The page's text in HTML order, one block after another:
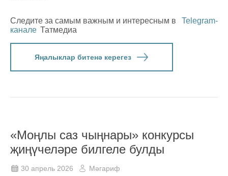
Следите за самым важным и интересным в
Telegram-
канале Татмедиа
Яңалыклар битенә керегез
«Моңлы саз чыңнары» конкурсы
җиңүчеләре билгеле булды
30 апрель 2026 Мәгариф